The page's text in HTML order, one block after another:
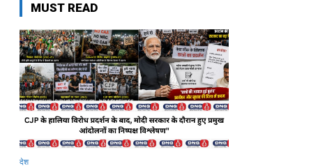
MUST READ
देश